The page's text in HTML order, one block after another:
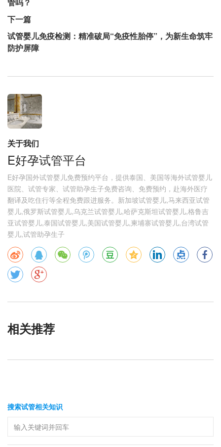
下一篇
试管婴儿免疫检测：精准破局“免疫性胎停”，为新生命筑牢
防护屏障
关于我们
E好孕试管平台
E好孕国外试管婴儿免费预约平台，提供泰国、美国等海外试管婴儿
医院、试管专家、试管助孕生子免费咨询、免费预约，赴海外医疗
翻译及吃住行等全程免费跟进服务。新加坡试管婴儿,马来西亚试管
婴儿,俄罗斯试管婴儿,乌克兰试管婴儿,哈萨克斯坦试管婴儿,格鲁吉
亚试管婴儿,泰国试管婴儿,美国试管婴儿,柬埔寨试管婴儿,台湾试管
婴儿,试管助孕生子
相关推荐
搜索试管相关知识